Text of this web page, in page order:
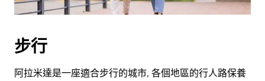
期。
Esc
鈕
步行
阿拉米達是一座適合步行的城市, 各個地區的行人路保養